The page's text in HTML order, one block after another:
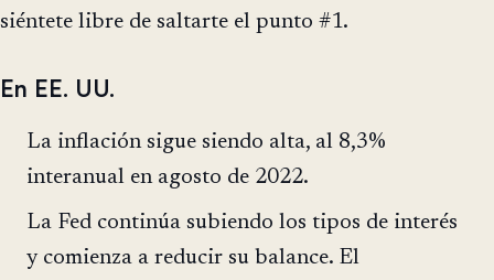
siéntete libre de saltarte el punto #1.
En EE. UU.
La inflación sigue siendo alta, al 8,3%
interanual en agosto de 2022.
La Fed continúa subiendo los tipos de interés
y comienza a reducir su balance. El